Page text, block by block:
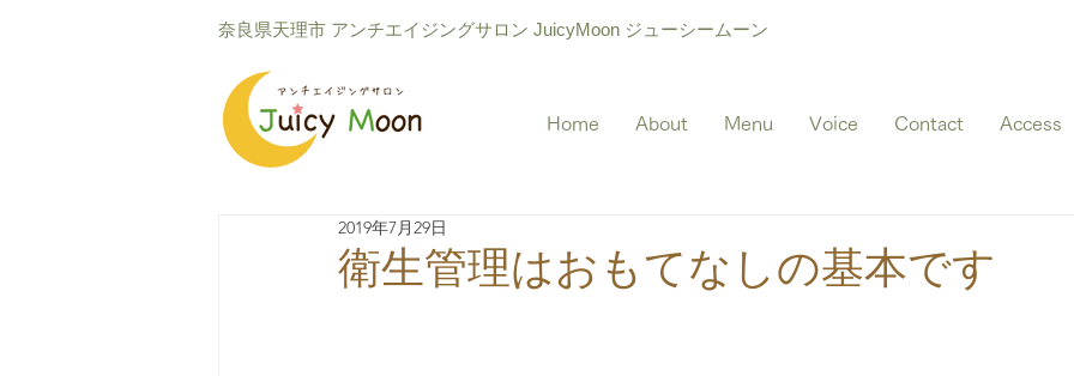
​奈良県天理市 アンチエイジングサロン JuicyMoon ジューシームーン
Home About Menu Voice Contact Access
衛生管理はおもてなしの基本です
2019年7月29日